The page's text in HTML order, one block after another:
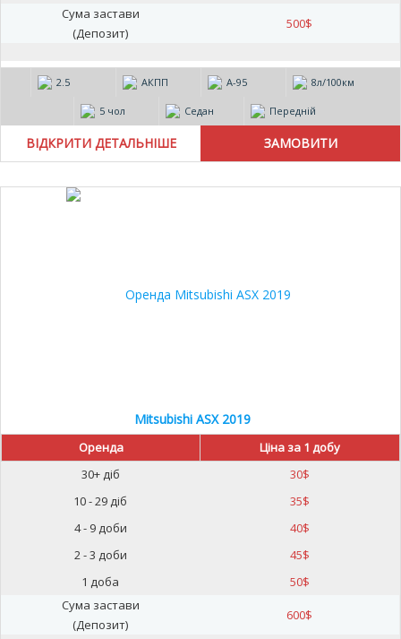
Сума застави
(Депозит)
500$
2.5 АКПП А-95 8л/100км
5 чол Седан Передній
ВІДКРИТИ ДЕТАЛЬНІШЕ
Mitsubishi ASX 2019
Оренда
Ціна за 1 добу
30+ діб
30$
10 - 29 діб
35$
4 - 9 доби
40$
2 - 3 доби
45$
1 доба
50$
Сума застави
(Депозит)
600$